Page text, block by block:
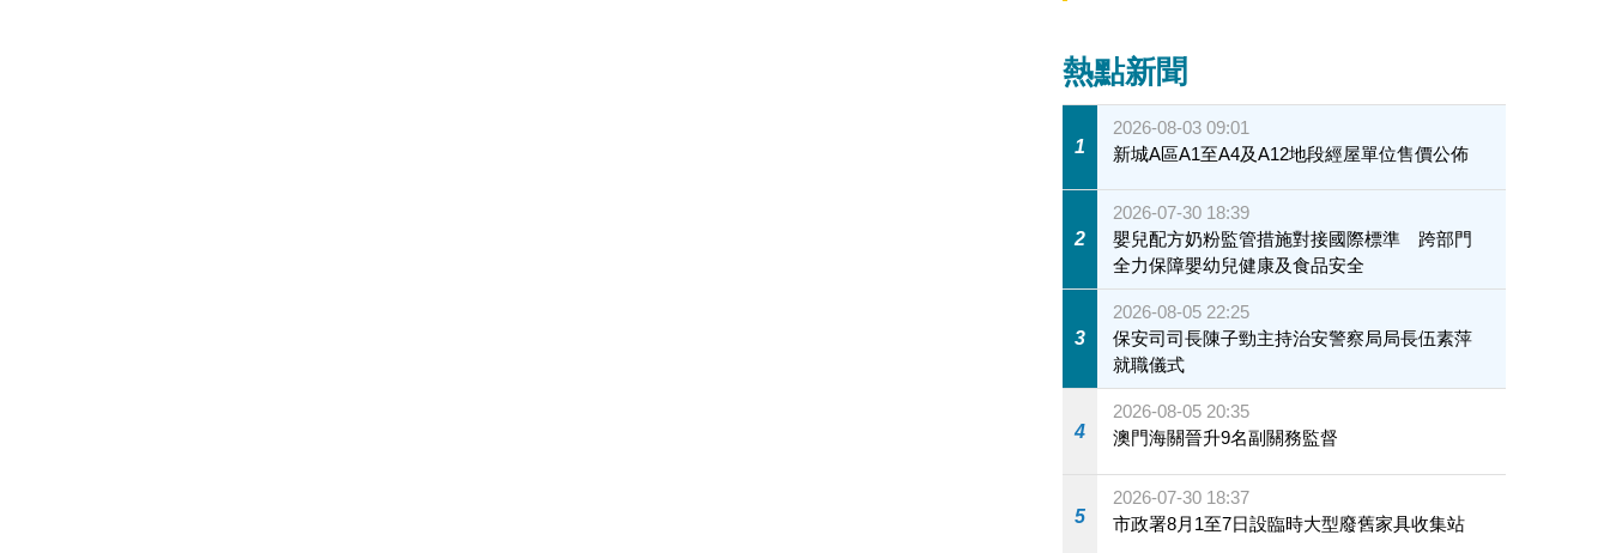
熱點新聞
1
2026-08-03 09:01
新城A區A1至A4及A12地段經屋單位售價公佈
2
2026-07-30 18:39
嬰兒配方奶粉監管措施對接國際標準 跨部門
全力保障嬰幼兒健康及食品安全
3
2026-08-05 22:25
保安司司長陳子勁主持治安警察局局長伍素萍
就職儀式
4
2026-08-05 20:35
澳門海關晉升9名副關務監督
5
2026-07-30 18:37
市政署8月1至7日設臨時大型廢舊家具收集站